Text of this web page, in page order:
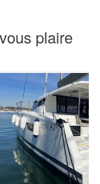
plaire